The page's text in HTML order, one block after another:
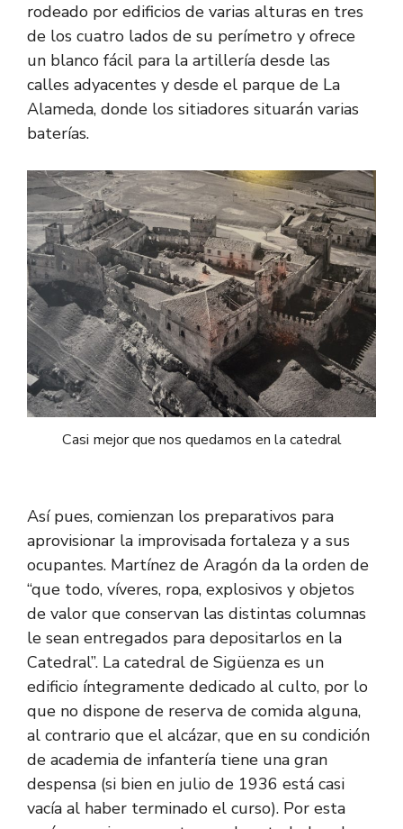
rodeado por edificios de varias alturas en tres
de los cuatro lados de su perímetro y ofrece
un blanco fácil para la artillería desde las
calles adyacentes y desde el parque de La
Alameda, donde los sitiadores situarán varias
baterías.
Casi mejor que nos quedamos en la catedral
Así pues, comienzan los preparativos para
aprovisionar la improvisada fortaleza y a sus
ocupantes. Martínez de Aragón da la orden de
“que todo, víveres, ropa, explosivos y objetos
de valor que conservan las distintas columnas
le sean entregados para depositarlos en la
Catedral”. La catedral de Sigüenza es un
edificio íntegramente dedicado al culto, por lo
que no dispone de reserva de comida alguna,
al contrario que el alcázar, que en su condición
de academia de infantería tiene una gran
despensa (si bien en julio de 1936 está casi
vacía al haber terminado el curso). Por esta